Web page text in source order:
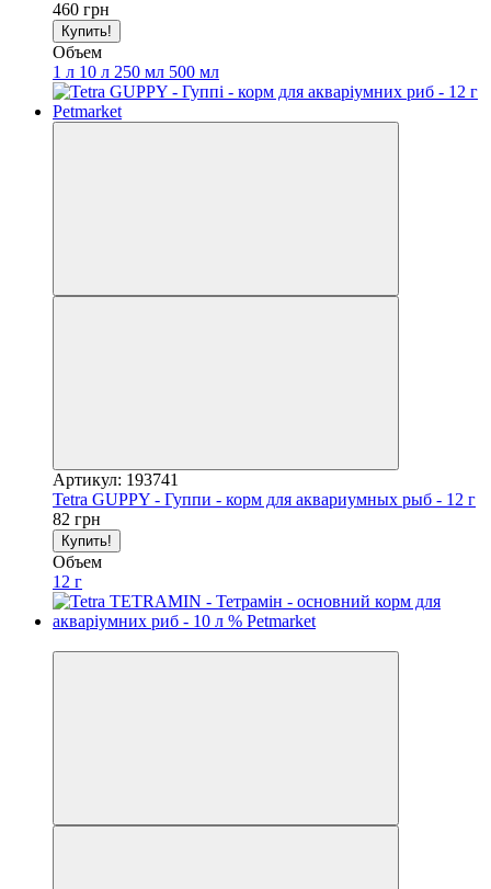
460 грн
Купить!
Объем
1 л 10 л 250 мл 500 мл
Артикул: 193741
Tetra GUPPY - Гуппи - корм для аквариумных рыб - 12 г
82 грн
Купить!
Объем
12 г